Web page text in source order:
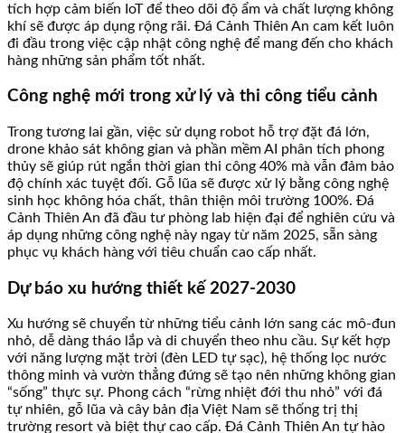
tích hợp cảm biến IoT để theo dõi độ ẩm và chất lượng không
khí sẽ được áp dụng rộng rãi. Đá Cảnh Thiên An cam kết luôn
đi đầu trong việc cập nhật công nghệ để mang đến cho khách
hàng những sản phẩm tốt nhất.
Công nghệ mới trong xử lý và thi công tiểu cảnh
Trong tương lai gần, việc sử dụng robot hỗ trợ đặt đá lớn,
drone khảo sát không gian và phần mềm AI phân tích phong
thủy sẽ giúp rút ngắn thời gian thi công 40% mà vẫn đảm bảo
độ chính xác tuyệt đối. Gỗ lũa sẽ được xử lý bằng công nghệ
sinh học không hóa chất, thân thiện môi trường 100%. Đá
Cảnh Thiên An đã đầu tư phòng lab hiện đại để nghiên cứu và
áp dụng những công nghệ này ngay từ năm 2025, sẵn sàng
phục vụ khách hàng với tiêu chuẩn cao cấp nhất.
Dự báo xu hướng thiết kế 2027-2030
Xu hướng sẽ chuyển từ những tiểu cảnh lớn sang các mô-đun
nhỏ, dễ dàng tháo lắp và di chuyển theo nhu cầu. Sự kết hợp
với năng lượng mặt trời (đèn LED tự sạc), hệ thống lọc nước
thông minh và vườn thẳng đứng sẽ tạo nên những không gian
“sống” thực sự. Phong cách “rừng nhiệt đới thu nhỏ” với đá
tự nhiên, gỗ lũa và cây bản địa Việt Nam sẽ thống trị thị
trường resort và biệt thự cao cấp. Đá Cảnh Thiên An tự hào